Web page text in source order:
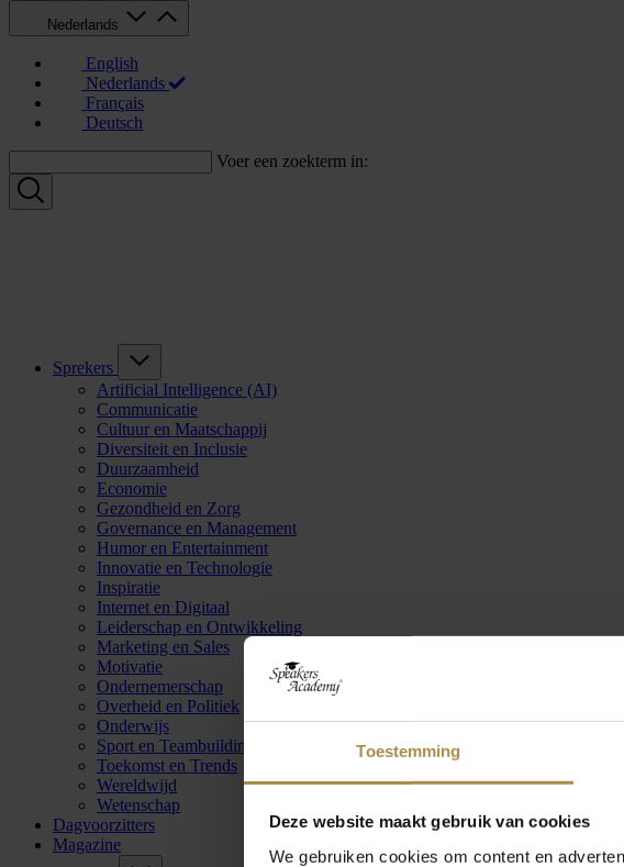
Toestemming
Deze website maakt gebruik van cookies
We gebruiken cookies om content en
Nederlands
English
Nederlands
Français
Deutsch
Voer een zoekterm in:
Sprekers
Artificial Intelligence (AI)
Communicatie
Cultuur en Maatschappij
Diversiteit en Inclusie
Duurzaamheid
Economie
Gezondheid en Zorg
Governance en Management
Humor en Entertainment
Innovatie en Technologie
Inspiratie
Internet en Digitaal
Leiderschap en Ontwikkeling
Marketing en Sales
Motivatie
Ondernemerschap
Overheid en Politiek
Onderwijs
Sport en Teambuilding
Toekomst en Trends
Wereldwijd
Wetenschap
Dagvoorzitters
Magazine